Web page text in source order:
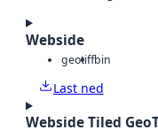
Webside
geotiffbin
Last ned
Webside Tiled